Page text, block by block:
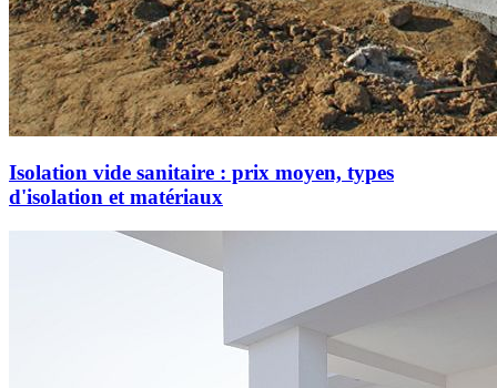
Isolation vide sanitaire : prix moyen, types
d'isolation et matériaux